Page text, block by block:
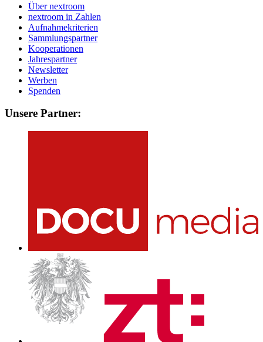
Über nextroom
nextroom in Zahlen
Aufnahmekriterien
Sammlungspartner
Kooperationen
Jahrespartner
Newsletter
Werben
Spenden
Unsere Partner: